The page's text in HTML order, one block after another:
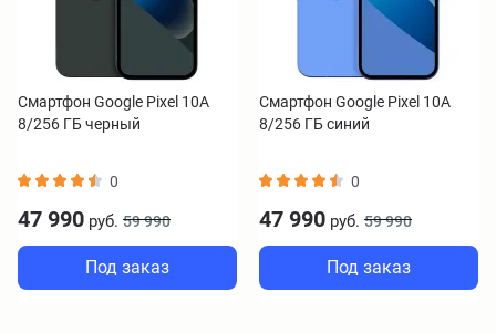
Смартфон Google Pixel 10A
8/256 ГБ черный
0
47 990 руб. 59 990
Под заказ
Смартфон Google Pixel 10A
8/256 ГБ синий
0
47 990 руб. 59 990
Под заказ